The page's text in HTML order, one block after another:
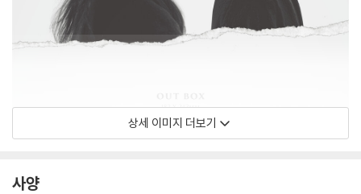
상세 이미지 더보기
사양